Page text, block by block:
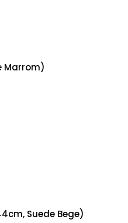
Marrom)
Suede Bege)